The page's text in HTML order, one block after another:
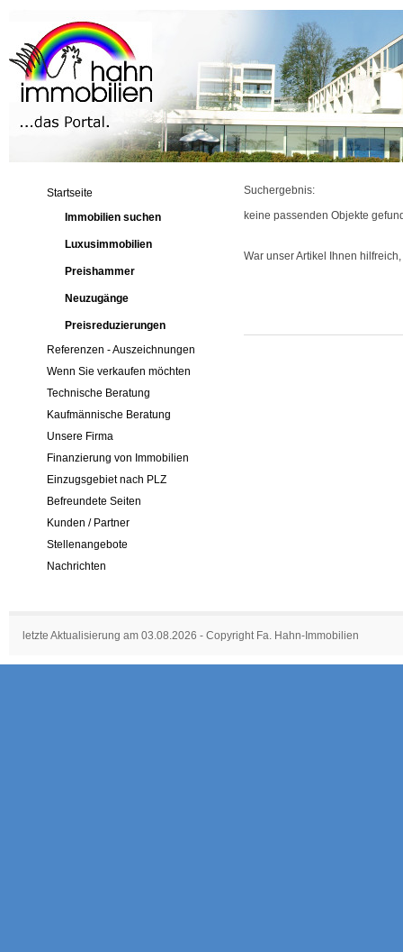
Startseite
Immobilien suchen
Luxusimmobilien
Preishammer
Neuzugänge
Preisreduzierungen
Referenzen - Auszeichnungen
Wenn Sie verkaufen möchten
Technische Beratung
Kaufmännische Beratung
Unsere Firma
Finanzierung von Immobilien
Einzugsgebiet nach PLZ
Befreundete Seiten
Kunden / Partner
Stellenangebote
Nachrichten
Suchergebnis:
keine passenden Objekte
War unser Artikel Ihnen
letzte Aktualisierung am 03.08.2026 - Copyright Fa. Hahn-Immobilien